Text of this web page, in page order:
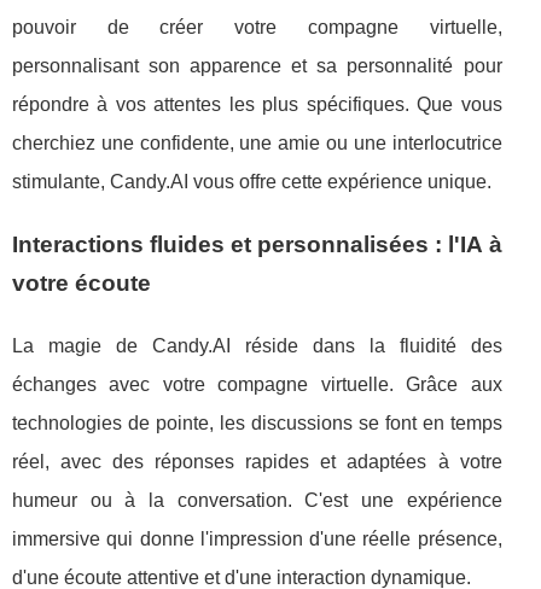
pouvoir de créer votre compagne virtuelle,
personnalisant son apparence et sa personnalité pour
répondre à vos attentes les plus spécifiques. Que vous
cherchiez une confidente, une amie ou une interlocutrice
stimulante, Candy.AI vous offre cette expérience unique.
Interactions fluides et personnalisées : l'IA à
votre écoute
La magie de Candy.AI réside dans la fluidité des
échanges avec votre compagne virtuelle. Grâce aux
technologies de pointe, les discussions se font en temps
réel, avec des réponses rapides et adaptées à votre
humeur ou à la conversation. C'est une expérience
immersive qui donne l'impression d'une réelle présence,
d'une écoute attentive et d'une interaction dynamique.